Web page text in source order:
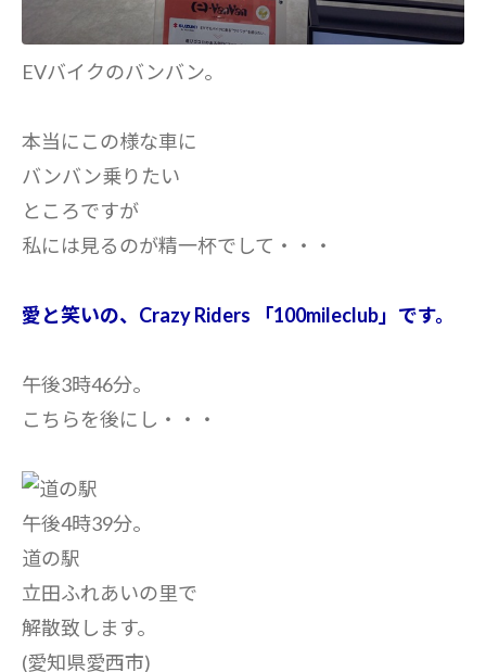
EVバイクのバンバン。
本当にこの様な車に
バンバン乗りたい
ところですが
私には見るのが精一杯でして・・・
愛と笑いの、Crazy Riders 「100mileclub」です。
午後3時46分。
こちらを後にし・・・
午後4時39分。
道の駅
立田ふれあいの里で
解散致します。
(愛知県愛西市)